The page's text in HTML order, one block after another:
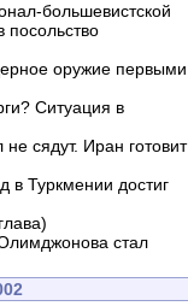
большевистской
оружие первыми
Ситуация в
сядут. Иран готовит
в Туркмении достиг
стал